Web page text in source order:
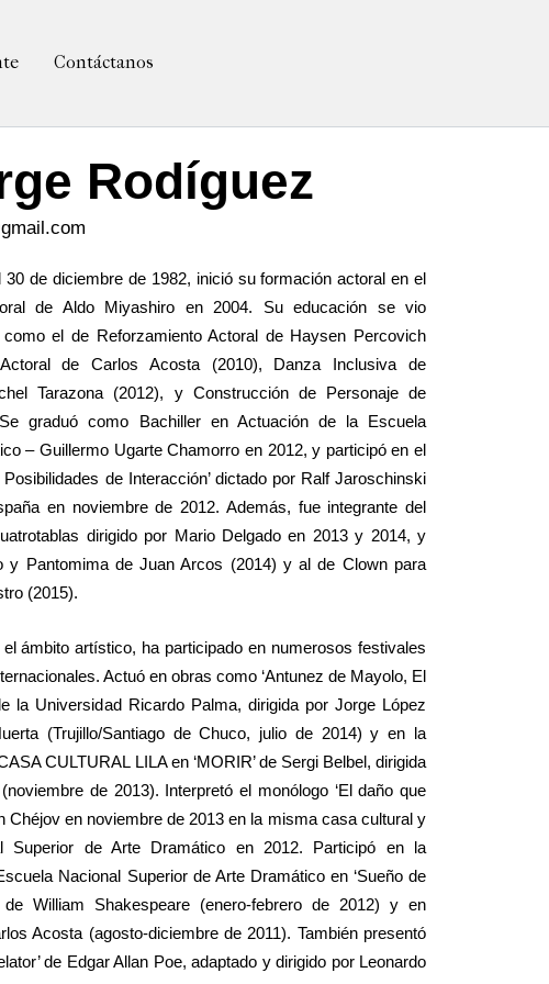
Contáctanos
Rodíguez
de diciembre de 1982, inició su formación actoral en el
de Aldo Miyashiro en 2004. Su educación se vio
el de Reforzamiento Actoral de Haysen Percovich
Actoral de Carlos Acosta (2010), Danza Inclusiva de
Tarazona (2012), y Construcción de Personaje de
graduó como Bachiller en Actuación de la Escuela
– Guillermo Ugarte Chamorro en 2012, y participó en el
Posibilidades de Interacción’ dictado por Ralf Jaroschinski
en noviembre de 2012. Además, fue integrante del
dirigido por Mario Delgado en 2013 y 2014, y
y Pantomima de Juan Arcos (2014) y al de Clown para
(2015).
ámbito artístico, ha participado en numerosos festivales
Actuó en obras como ‘Antunez de Mayolo, El
la Universidad Ricardo Palma, dirigida por Jorge López
(Trujillo/Santiago de Chuco, julio de 2014) y en la
CULTURAL LILA en ‘MORIR’ de Sergi Belbel, dirigida
de 2013). Interpretó el monólogo ‘El daño que
Chéjov en noviembre de 2013 en la misma casa cultural y
Superior de Arte Dramático en 2012. Participó en la
Nacional Superior de Arte Dramático en ‘Sueño de
de William Shakespeare (enero-febrero de 2012) y en
Acosta (agosto-diciembre de 2011). También presentó
de Edgar Allan Poe, adaptado y dirigido por Leonardo